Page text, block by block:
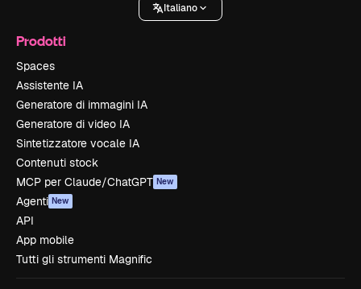
Italiano
Prodotti
Spaces
Assistente IA
Generatore di immagini IA
Generatore di video IA
Sintetizzatore vocale IA
Contenuti stock
MCP per Claude/ChatGPT New
Agenti New
API
App mobile
Tutti gli strumenti Magnific